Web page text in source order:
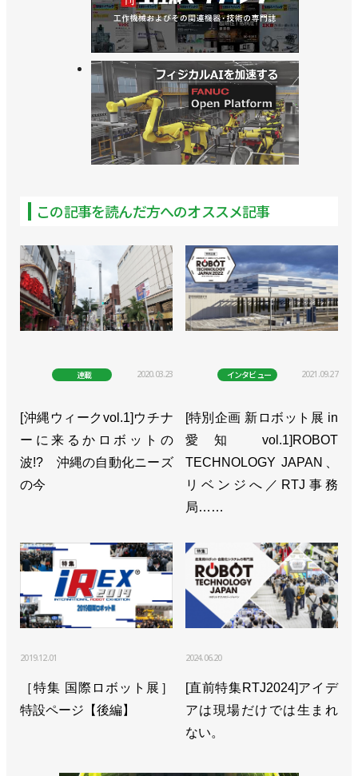
この記事を読んだ方へのオススメ記事
連載 2020.03.23
[沖縄ウィークvol.1]ウチナ
ーに来るかロボットの
波!? 沖縄の自動化ニーズ
の今
インタビュー 2021.09.27
[特別企画 新ロボット展 in
愛知 vol.1]ROBOT
TECHNOLOGY JAPAN、
リベンジへ／RTJ事務
局……
2019.12.01
［特集 国際ロボット展］
特設ページ【後編】
2024.06.20
[直前特集RTJ2024]アイデ
アは現場だけでは生まれ
ない。